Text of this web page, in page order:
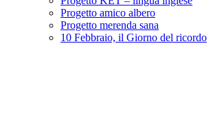
Progetto amico albero
Progetto merenda sana
10 Febbraio, il Giorno del ricordo